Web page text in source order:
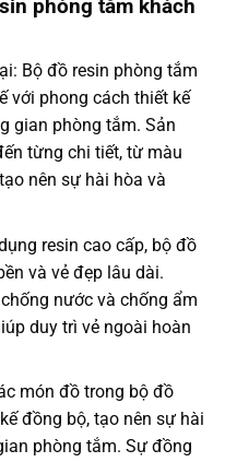
phòng tắm khách
Bộ đồ resin phòng tắm
với phong cách thiết kế
gian phòng tắm. Sản
từng chi tiết, từ màu
nên sự hài hòa và
resin cao cấp, bộ đồ
và vẻ đẹp lâu dài.
nước và chống ẩm
duy trì vẻ ngoài hoàn
món đồ trong bộ đồ
đồng bộ, tạo nên sự hài
phòng tắm. Sự đồng